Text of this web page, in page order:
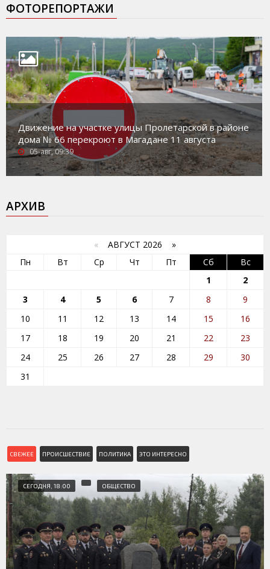
ФОТОРЕПОРТАЖИ
Движение на участке улицы Пролетарской в районе
дома № 66 перекроют в Магадане 11 августа
05-авг, 09:39
АРХИВ
« АВГУСТ 2026 »
Пн
Вт Ср Чт Пт Сб
Вс
1
2
3
4 5 6 7 8
9
10
11 12 13 14 15
16
17
18 19 20 21 22
23
24
25 26 27 28 29
30
31
СВЕЖЕЕ ПРОИСШЕСТВИЕ ПОЛИТИКА ЭТО ИНТЕРЕСНО
СЕГОДНЯ, 18:00 ОБЩЕСТВО